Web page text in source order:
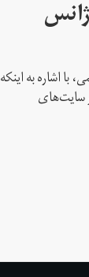
با اشاره به اینکه
سایت‌های